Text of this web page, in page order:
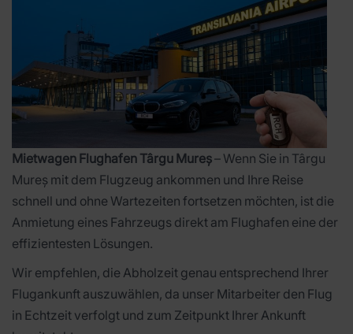
Mietwagen Flughafen Târgu Mureș– Wenn Sie in Târgu
Mureș mit dem Flugzeug ankommen und Ihre Reise
schnell und ohne Wartezeiten fortsetzen möchten, ist die
Anmietung eines Fahrzeugs direkt am Flughafen eine der
effizientesten Lösungen.
Wir empfehlen, die Abholzeit genau entsprechend Ihrer
Flugankunft auszuwählen, da unser Mitarbeiter den Flug
in Echtzeit verfolgt und zum Zeitpunkt Ihrer Ankunft